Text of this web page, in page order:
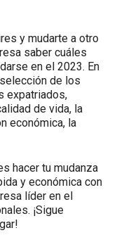
y mudarte a otro
saber cuáles
en el 2023. En
de los
expatriados,
de vida, la
económica, la
hacer tu mudanza
y económica con
líder en el
¡Sigue